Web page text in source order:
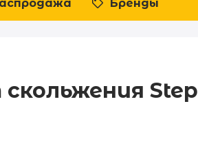
Бренды
Step